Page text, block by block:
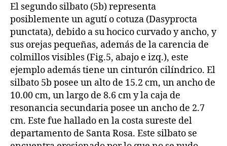
El segundo silbato (5b) representa
posiblemente un agutí o cotuza (Dasyprocta
punctata), debido a su hocico curvado y ancho, y
sus orejas pequeñas, además de la carencia de
colmillos visibles (Fig.5, abajo e izq.), este
ejemplo además tiene un cinturón cilíndrico. El
silbato 5b posee un alto de 15.2 cm, un ancho de
10.00 cm, un largo de 8.6 cm y la caja de
resonancia secundaria posee un ancho de 2.7
cm. Este fue hallado en la costa sureste del
departamento de Santa Rosa. Este silbato se